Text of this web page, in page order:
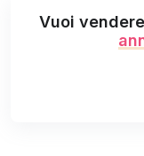
Vuoi